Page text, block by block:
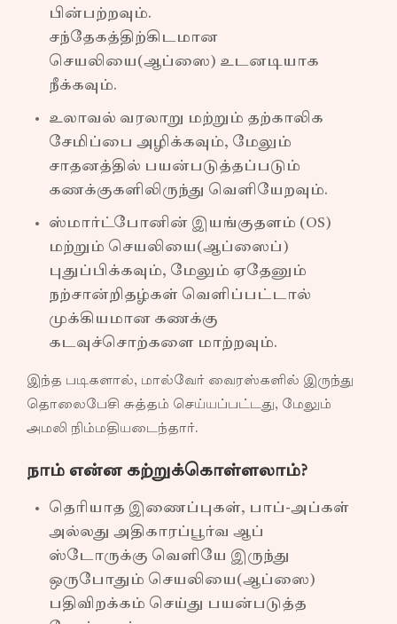
பின்பற்றவும்.
சந்தேகத்திற்கிடமான
செயலியை(ஆப்ஸை) உடனடியாக
நீக்கவும்.
உலாவல் வரலாறு மற்றும் தற்காலிக
சேமிப்பை அழிக்கவும், மேலும்
சாதனத்தில் பயன்படுத்தப்படும்
கணக்குகளிலிருந்து வெளியேறவும்.
ஸ்மார்ட்போனின் இயங்குதளம் (OS)
மற்றும் செயலியை(ஆப்ஸைப்)
புதுப்பிக்கவும், மேலும் ஏதேனும்
நற்சான்றிதழ்கள் வெளிப்பட்டால்
முக்கியமான கணக்கு
கடவுச்சொற்களை மாற்றவும்.
இந்த படிகளால், மால்வேர் வைரஸ்களில் இருந்து
தொலைபேசி சுத்தம் செய்யப்பட்டது, மேலும்
அமலி நிம்மதியடைந்தார்.
நாம் என்ன கற்றுக்கொள்ளலாம்?
தெரியாத இணைப்புகள், பாப்-அப்கள்
அல்லது அதிகாரப்பூர்வ ஆப்
ஸ்டோருக்கு வெளியே இருந்து
ஒருபோதும் செயலியை(ஆப்ஸை)
பதிவிறக்கம் செய்து பயன்படுத்த